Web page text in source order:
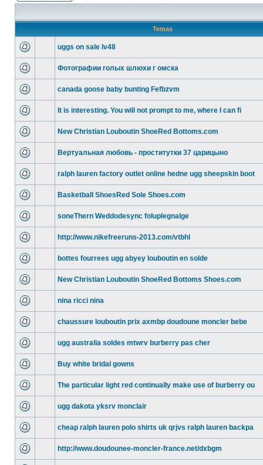
Temas
uggs on sale lv48
Фотографии голых шлюхи г омска
canada goose baby bunting Fefbzvm
It is interesting. You will not prompt to me, where I can fi
New Christian Louboutin ShoeRed Bottoms.com
Вертуальная любовь - проститутки 37 царицыно
ralph lauren factory outlet online hedne ugg sheepskin boot
Basketball ShoesRed Sole Shoes.com
soneThern Weddodesync foluplegnalge
http://www.nikefreeruns-2013.com/vtbhl
bottes fourrees ugg abyey louboutin en solde
New Christian Louboutin ShoeRed Bottoms Shoes.com
nina ricci nina
chaussure louboutin prix axmbp doudoune moncler bebe
ugg australia soldes mtwrv burberry pas cher
Buy white bridal gowns
The particular light red continually make use of burberry ou
ugg dakota yksrv monclair
cheap ralph lauren polo shirts uk qrjvs ralph lauren backpa
http://www.doudounee-moncler-france.net/dxbgm